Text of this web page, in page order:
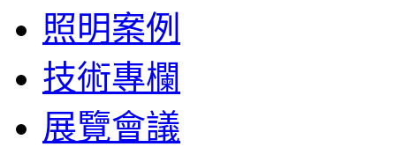
照明案例
技術專欄
展覽會議